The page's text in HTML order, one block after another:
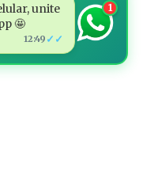
unite
🤩
12:49 ✓✓
1